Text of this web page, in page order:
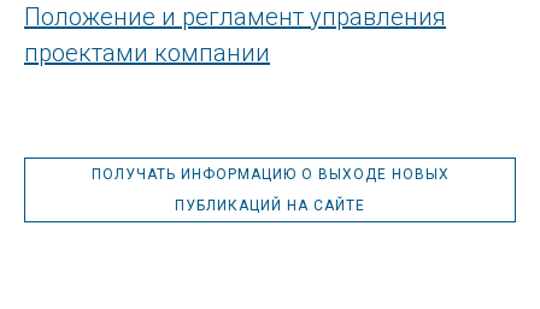
Положение и регламент управления
проектами компании